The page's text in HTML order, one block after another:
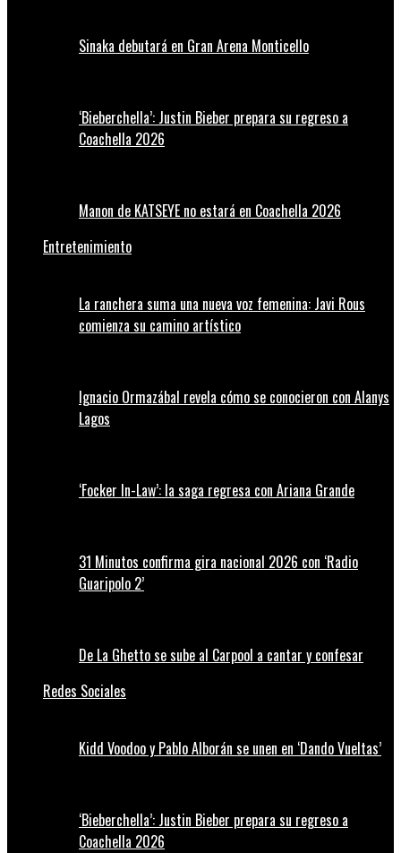
Sinaka debutará en Gran Arena Monticello
‘Bieberchella’: Justin Bieber prepara su regreso a
Coachella 2026
Manon de KATSEYE no estará en Coachella 2026
Entretenimiento
La ranchera suma una nueva voz femenina: Javi Rous
comienza su camino artístico
Ignacio Ormazábal revela cómo se conocieron con Alanys
Lagos
‘Focker In-Law’: la saga regresa con Ariana Grande
31 Minutos confirma gira nacional 2026 con ‘Radio
Guaripolo 2’
De La Ghetto se sube al Carpool a cantar y confesar
Redes Sociales
Kidd Voodoo y Pablo Alborán se unen en ‘Dando Vueltas’
‘Bieberchella’: Justin Bieber prepara su regreso a
Coachella 2026